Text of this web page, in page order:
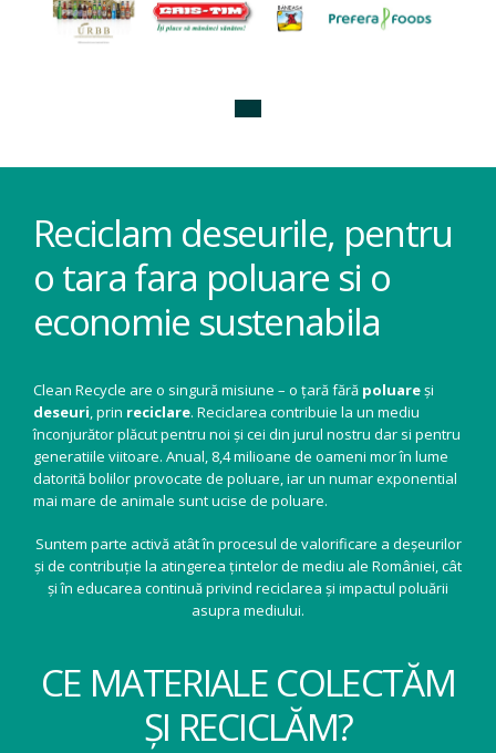
Reciclam deseurile, pentru
o tara fara poluare si o
economie sustenabila
Clean Recycle are o singură misiune – o țară fără poluareși
deseuri, prin reciclare. Reciclarea contribuie la un mediu
înconjurător plăcut pentru noi și cei din jurul nostru dar si pentru
generatiile viitoare. Anual, 8,4 milioane de oameni mor în lume
datorită bolilor provocate de poluare, iar un numar exponential
mai mare de animale sunt ucise de poluare.
Suntem parte activă atât în procesul de valorificare a deșeurilor
și de contribuție la atingerea țintelor de mediu ale României, cât
și în educarea continuă privind reciclarea și impactul poluării
asupra mediului.
CE MATERIALE COLECTĂM
ȘI RECICLĂM?